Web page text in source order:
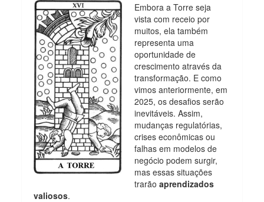
Embora a Torre seja
vista com receio por
muitos, ela também
representa uma
oportunidade de
crescimento através da
transformação. E como
vimos anteriormente, em
2025, os desafios serão
inevitáveis. Assim,
mudanças regulatórias,
crises econômicas ou
falhas em modelos de
negócio podem surgir,
mas essas situações
trarãoaprendizados
valiosos.